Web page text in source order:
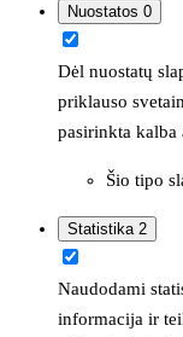
Nuostatos 0
Dėl nuostatų
priklauso
pasirinkta kalba
Šio tipo
Statistika 2
Naudodami
informacija ir